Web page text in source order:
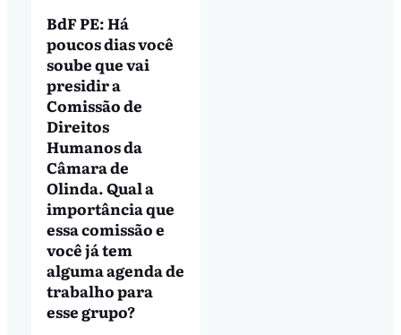
BdF PE: Há
poucos dias você
soube que vai
presidir a
Comissão de
Direitos
Humanos da
Câmara de
Olinda. Qual a
importância que
essa comissão e
você já tem
alguma agenda de
trabalho para
esse grupo?